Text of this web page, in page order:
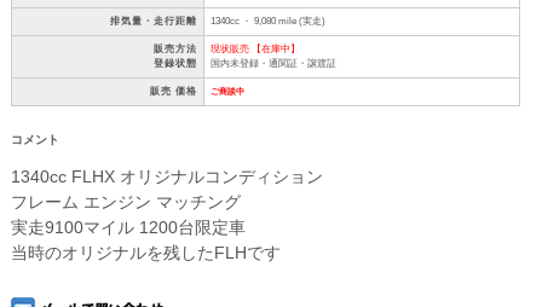
排気量・走行距離 1340cc ・ 9,080 mile (実走)
販売方法
登録状態
現状販売 【在庫中】
国内未登録・通関証・譲渡証
販売 価格 ご商談中
コメント
1340cc FLHX オリジナルコンディション
フレーム エンジン マッチング
実走9100マイル 1200台限定車
当時のオリジナルを残したFLHです